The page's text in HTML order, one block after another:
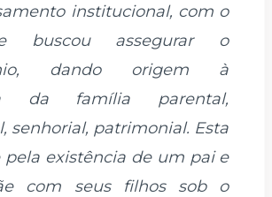
institucional, com o
buscou assegurar o
dando origem à
da família parental,
senhorial, patrimonial. Esta
pela existência de um pai e
com seus filhos sob o